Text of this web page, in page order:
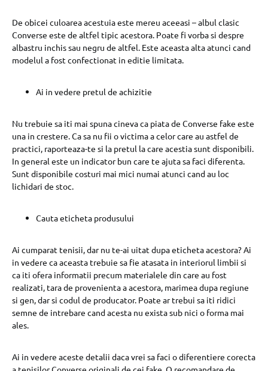
De obicei culoarea acestuia este mereu aceeasi – albul clasic
Converse este de altfel tipic acestora. Poate fi vorba si despre
albastru inchis sau negru de altfel. Este aceasta alta atunci cand
modelul a fost confectionat in editie limitata.
Ai in vedere pretul de achizitie
Nu trebuie sa iti mai spuna cineva ca piata de Converse fake este
una in crestere. Ca sa nu fii o victima a celor care au astfel de
practici, raporteaza-te si la pretul la care acestia sunt disponibili.
In general este un indicator bun care te ajuta sa faci diferenta.
Sunt disponibile costuri mai mici numai atunci cand au loc
lichidari de stoc.
Cauta eticheta produsului
Ai cumparat tenisii, dar nu te-ai uitat dupa eticheta acestora? Ai
in vedere ca aceasta trebuie sa fie atasata in interiorul limbii si
ca iti ofera informatii precum materialele din care au fost
realizati, tara de provenienta a acestora, marimea dupa regiune
si gen, dar si codul de producator. Poate ar trebui sa iti ridici
semne de intrebare cand acesta nu exista sub nici o forma mai
ales.
Ai in vedere aceste detalii daca vrei sa faci o diferentiere corecta